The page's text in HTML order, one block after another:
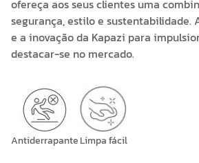
ofereça aos seus clientes uma
segurança, estilo e sustentabilidade.
e a inovação da Kapazi para
destacar-se no mercado.
AntiderrapanteLimpa fácil